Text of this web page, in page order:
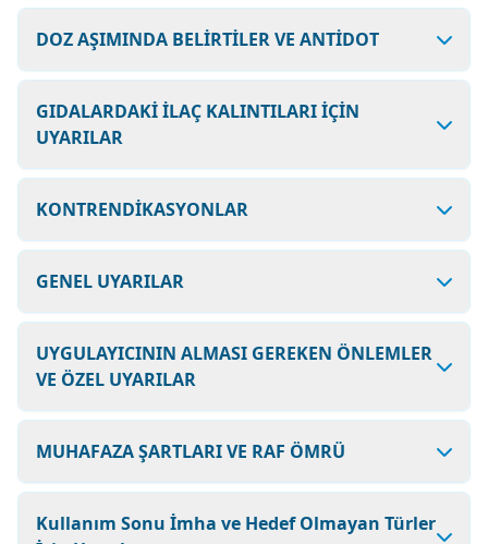
DOZ AŞIMINDA BELİRTİLER VE ANTİDOT
GIDALARDAKİ İLAÇ KALINTILARI İÇİN
UYARILAR
KONTRENDİKASYONLAR
GENEL UYARILAR
UYGULAYICININ ALMASI GEREKEN ÖNLEMLER
VE ÖZEL UYARILAR
MUHAFAZA ŞARTLARI VE RAF ÖMRÜ
Kullanım Sonu İmha ve Hedef Olmayan Türler